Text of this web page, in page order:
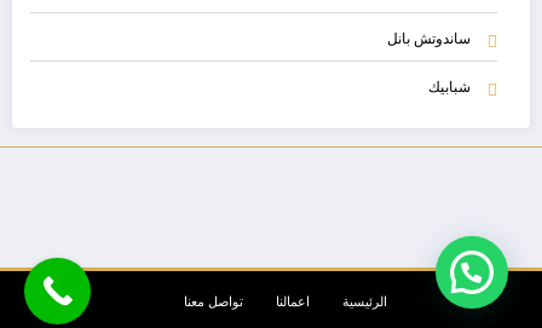
ساندوتش بانل
شبابيك
الرئيسية اعمالنا تواصل معنا